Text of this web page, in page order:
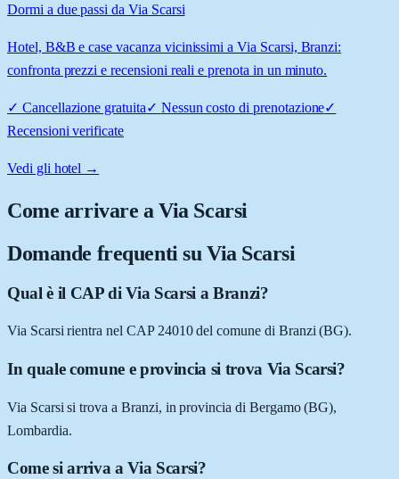
Dormi a due passi da Via Scarsi
Hotel, B&B e case vacanza vicinissimi a Via Scarsi, Branzi:
confronta prezzi e recensioni reali e prenota in un minuto.
✓ Cancellazione gratuita✓ Nessun costo di prenotazione✓
Recensioni verificate
Vedi gli hotel →
Come arrivare aVia Scarsi
Domande frequenti su Via Scarsi
Qual è il CAP di Via Scarsi a Branzi?
Via Scarsi rientra nel CAP 24010 del comune di Branzi (BG).
In quale comune e provincia si trova Via Scarsi?
Via Scarsi si trova a Branzi, in provincia di Bergamo (BG),
Lombardia.
Come si arriva a Via Scarsi?